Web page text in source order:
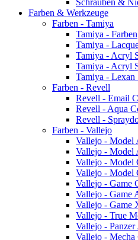
Schrauben &
Farben & Werkzeuge
Farben - Tamiya
Tamiya - Farben
Tamiya -
Tamiya - Acryl
Tamiya - Acryl
Tamiya - Lexan
Farben - Revell
Revell - Email
Revell - Aqua
Revell -
Farben - Vallejo
Vallejo - Model
Vallejo - Model
Vallejo - Model
Vallejo - Model
Vallejo - Game
Vallejo - Game
Vallejo - Game
Vallejo - True
Vallejo - Panzer
Vallejo - Mecha